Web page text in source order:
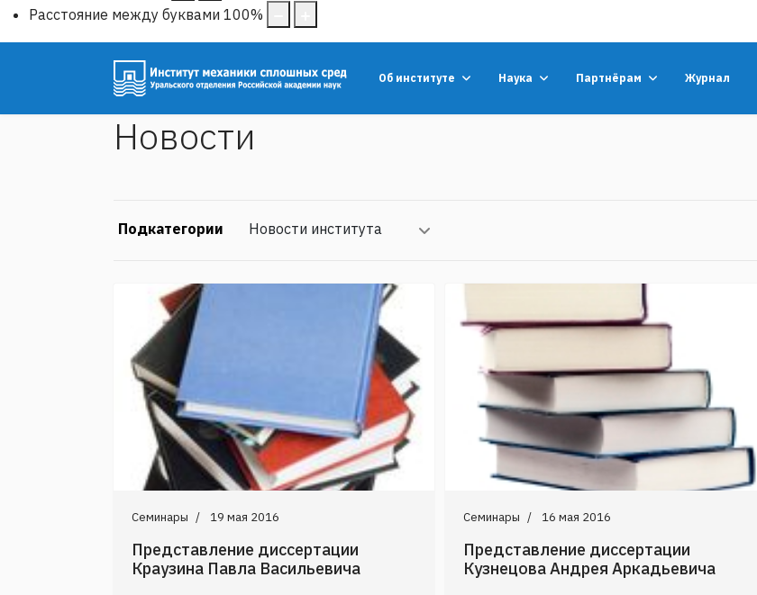
Расстояние между буквами 100%
Об институте Наука Партнёрам Журнал
Новости
Подкатегории Новости института
Семинары 19 мая 2016
Представление диссертации
Краузина Павла Васильевича
Семинары 16 мая 2016
Представление диссертации
Кузнецова Андрея Аркадьевича